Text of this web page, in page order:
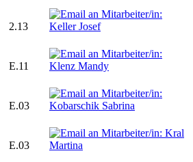
2.13
E.11
E.03
E.03